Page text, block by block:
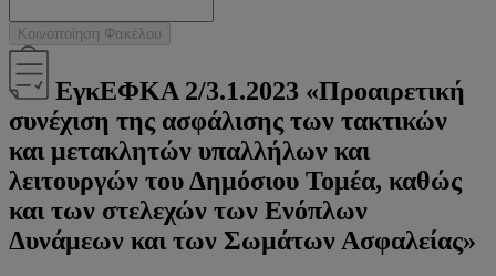
Κοινοποίηση Φακέλου
ΕγκΕΦΚΑ 2/3.1.2023 «Προαιρετική
συνέχιση της ασφάλισης των τακτικών
και μετακλητών υπαλλήλων και
λειτουργών του Δημόσιου Τομέα, καθώς
και των στελεχών των Ενόπλων
Δυνάμεων και των Σωμάτων Ασφαλείας»